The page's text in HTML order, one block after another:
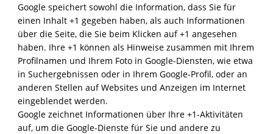
Google speichert sowohl die Information, dass Sie für
einen Inhalt +1 gegeben haben, als auch Informationen
über die Seite, die Sie beim Klicken auf +1 angesehen
haben. Ihre +1 können als Hinweise zusammen mit Ihrem
Profilnamen und Ihrem Foto in Google-Diensten, wie etwa
in Suchergebnissen oder in Ihrem Google-Profil, oder an
anderen Stellen auf Websites und Anzeigen im Internet
eingeblendet werden.
Google zeichnet Informationen über Ihre +1-Aktivitäten
auf, um die Google-Dienste für Sie und andere zu